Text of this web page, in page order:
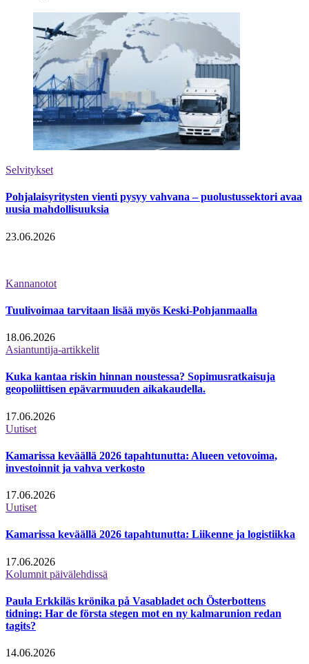
Selvitykset
Pohjalaisyritysten vienti pysyy vahvana – puolustussektori avaa
uusia mahdollisuuksia
23.06.2026
Kannanotot
Tuulivoimaa tarvitaan lisää myös Keski-Pohjanmaalla
18.06.2026
Asiantuntija-artikkelit
Kuka kantaa riskin hinnan noustessa? Sopimusratkaisuja
geopoliittisen epävarmuuden aikakaudella.
17.06.2026
Uutiset
Kamarissa keväällä 2026 tapahtunutta: Alueen vetovoima,
investoinnit ja vahva verkosto
17.06.2026
Uutiset
Kamarissa keväällä 2026 tapahtunutta: Liikenne ja logistiikka
17.06.2026
Kolumnit päivälehdissä
Paula Erkkiläs krönika på Vasabladet och Österbottens
tidning: Har de första stegen mot en ny kalmarunion redan
tagits?
14.06.2026